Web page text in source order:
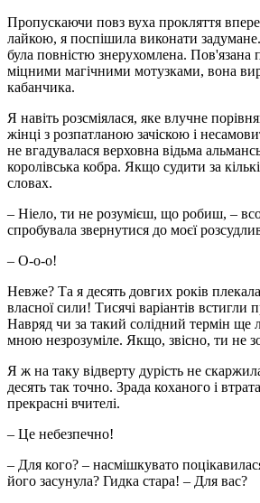
Пропускаючи повз вуха прокляття
лайкою, я поспішила виконати
була повністю знерухомлена. Пов'язана
міцними магічними мотузками, вона
кабанчика.
Я навіть розсміялася, яке влучне
жінці з розпатланою зачіскою і
не вгадувалася верховна відьма
королівська кобра. Якщо судити за
словах.
– Ніело, ти не розумієш, що робиш, –
спробувала звернутися до моєї
– О-о-о!
Невже? Та я десять довгих років
власної сили! Тисячі варіантів встигли
Навряд чи за такий солідний термін ще
мною незрозуміле. Якщо, звісно, ​​ти не
Я ж на таку відверту дурість не
десять так точно. Зрада коханого і
прекрасні вчителі.
– Це небезпечно!
– Для кого? – насмішкувато
його засунула? Гидка стара! – Для вас?